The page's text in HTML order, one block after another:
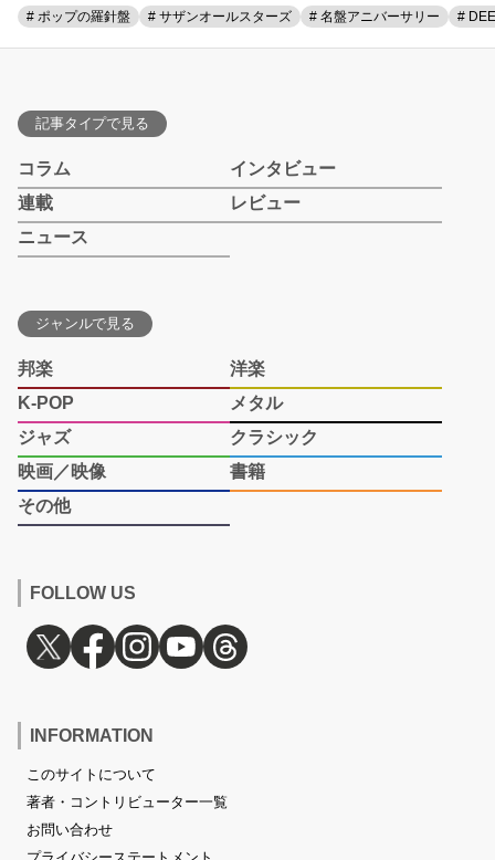
# ポップの羅針盤 # サザンオールスターズ # 名盤アニバーサリー #
記事タイプで見る
コラム
インタビュー
連載
レビュー
ニュース
ジャンルで見る
邦楽
洋楽
K-POP
メタル
ジャズ
クラシック
映画／映像
書籍
その他
FOLLOW US
INFORMATION
このサイトについて
著者・コントリビューター一覧
お問い合わせ